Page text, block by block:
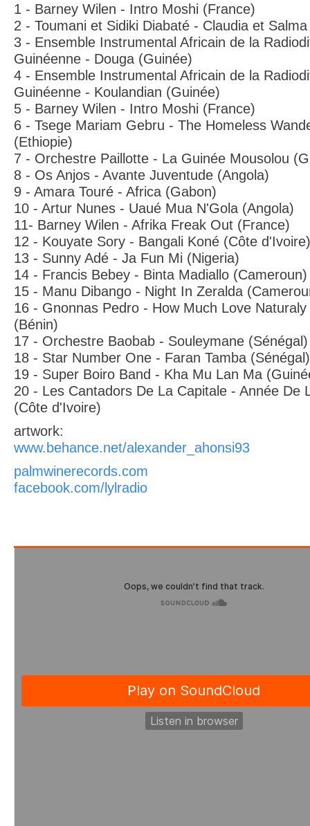
1 - Barney Wilen - Intro Moshi (France)
2 - Toumani et Sidiki Diabaté - Claudia et
3 - Ensemble Instrumental Africain de la
Guinéenne - Douga (Guinée)
4 - Ensemble Instrumental Africain de la
Guinéenne - Koulandian (Guinée)
5 - Barney Wilen - Intro Moshi (France)
6 - Tsege Mariam Gebru - The Homeless
(Ethiopie)
7 - Orchestre Paillotte - La Guinée Mousolou
8 - Os Anjos - Avante Juventude (Angola)
9 - Amara Touré - Africa (Gabon)
10 - Artur Nunes - Uaué Mua N'Gola (Angola)
11- Barney Wilen - Afrika Freak Out (France)
12 - Kouyate Sory - Bangali Koné (Côte d'Ivoire)
13 - Sunny Adé - Ja Fun Mi (Nigeria)
14 - Francis Bebey - Binta Madiallo (Cameroun)
15 - Manu Dibango - Night In Zeralda
16 - Gnonnas Pedro - How Much Love Naturaly
(Bénin)
17 - Orchestre Baobab - Souleymane (Sénégal)
18 - Star Number One - Faran Tamba (Sénégal)
19 - Super Boiro Band - Kha Mu Lan Ma
20 - Les Cantadors De La Capitale - Année De
(Côte d'Ivoire)
artwork:
www.behance.net/alexander_ahonsi93
palmwinerecords.com
facebook.com/lylradio